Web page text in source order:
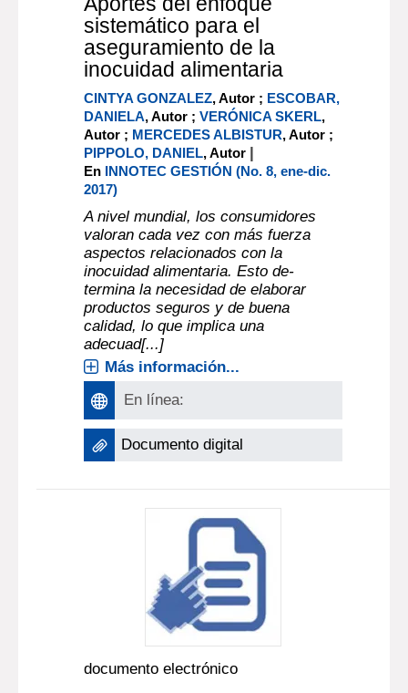
sistemático para el
aseguramiento de la
inocuidad alimentaria
CINTYA GONZALEZ, Autor ; ESCOBAR,
DANIELA, Autor ;VERÓNICA SKERL,
Autor ; MERCEDES ALBISTUR, Autor ;
PIPPOLO, DANIEL, Autor |
En INNOTEC GESTIÓN (No. 8, ene-dic.
2017)
A nivel mundial, los consumidores
valoran cada vez con más fuerza
aspectos relacionados con la
inocuidad alimentaria. Esto de-
termina la necesidad de elaborar
productos seguros y de buena
calidad, lo que implica una
adecuad[...]
Más información...
En línea:
Documento digital
documento electrónico